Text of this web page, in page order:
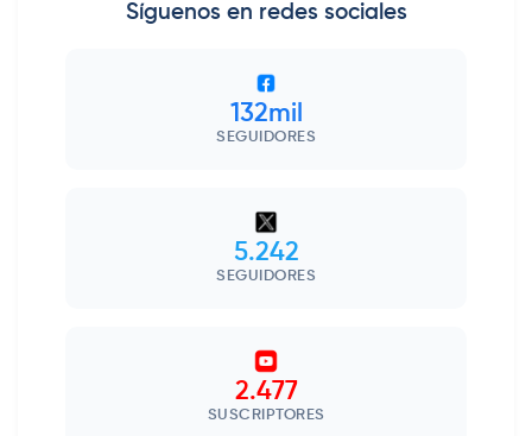
Síguenos en redes sociales
132mil
SEGUIDORES
5.242
SEGUIDORES
2.477
SUSCRIPTORES